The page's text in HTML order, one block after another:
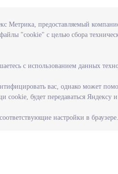
Метрика, предоставляемый
"cookie" с целью сбора
с использованием данных
вас, однако может
будет передаваться Яндексу
настройки в браузере.